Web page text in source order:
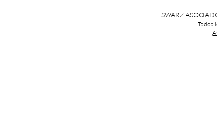
SWARZ
Todos